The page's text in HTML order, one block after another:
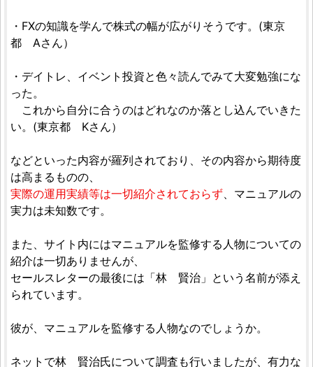
・FXの知識を学んで株式の幅が広がりそうです。(東京
都 Aさん）
・デイトレ、イベント投資と色々読んでみて大変勉強にな
った。
これから自分に合うのはどれなのか落とし込んでいきた
い。(東京都 Kさん）
などといった内容が羅列されており、その内容から期待度
は高まるものの、
実際の運用実績等は一切紹介されておらず、マニュアルの
実力は未知数です。
また、サイト内にはマニュアルを監修する人物についての
紹介は一切ありませんが、
セールスレターの最後には「林 賢治」という名前が添え
られています。
彼が、マニュアルを監修する人物なのでしょうか。
ネットで林 賢治氏について調査も行いましたが、有力な